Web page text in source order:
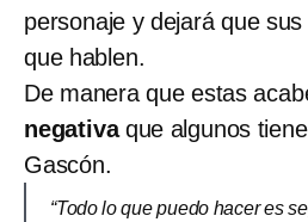
personaje y dejará que
que hablen.
De manera que estas
negativaque algunos
Gascón.
“Todo lo que puedo hacer es